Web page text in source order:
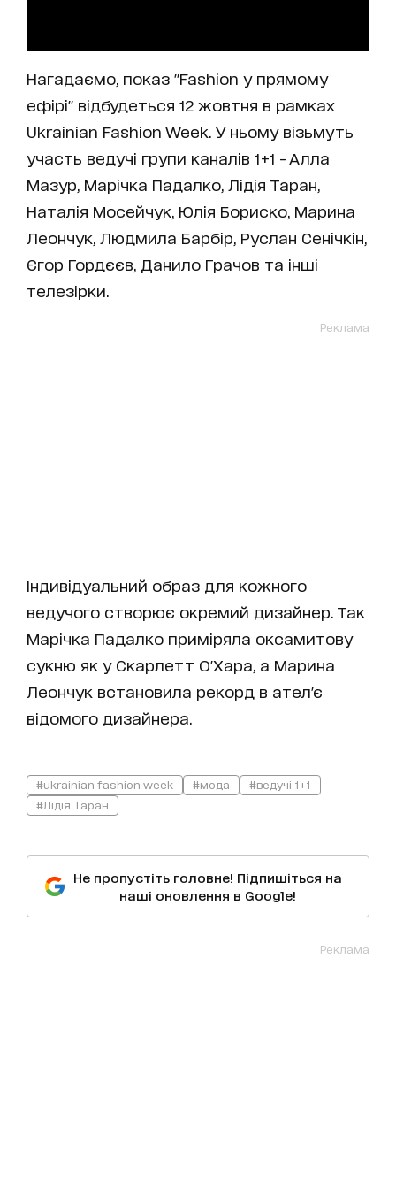
Нагадаємо, показ "Fashion у прямому
ефірі" відбудеться 12 жовтня в рамках
Ukrainian Fashion Week. У ньому візьмуть
участь ведучі групи каналів 1+1 - Алла
Мазур, Марічка Падалко, Лідія Таран,
Наталія Мосейчук, Юлія Бориско, Марина
Леончук, Людмила Барбір, Руслан Сенічкін,
Єгор Гордєєв, Данило Грачов та інші
телезірки.
Реклама
Індивідуальний образ для кожного
ведучого створює окремий дизайнер. Так
Марічка Падалко приміряла оксамитову
сукню як у Скарлетт О'Хара, а Марина
Леончук встановила рекорд в ател'є
відомого дизайнера.
#ukrainian fashion week #мода
#ведучі 1+1
#Лідія Таран
Не пропустіть головне! Підпишіться на
наші оновлення в Google!
Реклама